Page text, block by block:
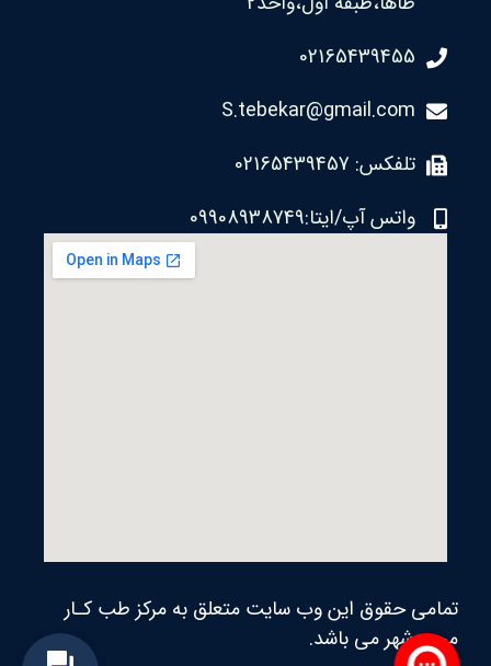
02165439455
S.tebekar@gmail.com
تلفکس: 02165439457
واتس آپ/ایتا:09908938749
تمامی حقوق این وب سایت متعلق به مرکز طب کـار
محمدشهر می‌ باشد.